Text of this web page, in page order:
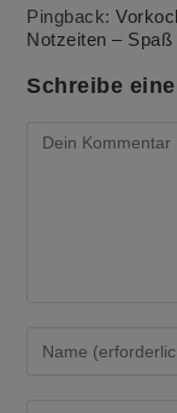
Pingback:
Notzeiten –
Schreibe
deinen